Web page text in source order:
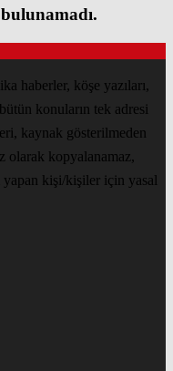
haberler, köşe yazıları,
konuların tek adresi
kaynak gösterilmeden
olarak kopyalanamaz,
yapan kişi/kişiler için yasal